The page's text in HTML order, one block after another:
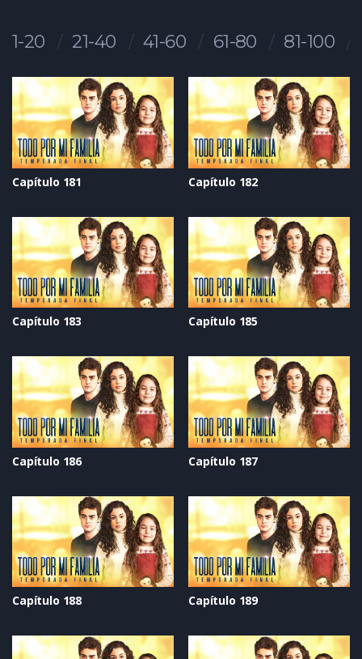
1-20 21-40 41-60 61-80 81-100
Capítulo 181 Capítulo 182
Capítulo 183 Capítulo 185
Capítulo 186 Capítulo 187
Capítulo 188 Capítulo 189